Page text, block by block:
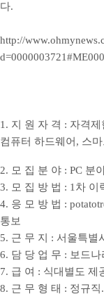
다.
http://
1. 지 원 자 격 : 자격제
컴퓨터 하드웨어, 스
2. 모 집 분 야 : PC 분
3. 모 집 방 법 : 1차 이
4. 응 모 방 법 :
통보
5. 근 무 지 : 서울특별
6. 담 당 업 무 : 보드
7. 급 여 : 식대별도 제
8. 근 무 형 태 : 정규직.